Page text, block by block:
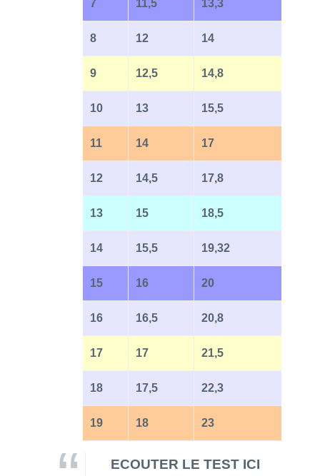
7 11,5 13,3
8 12 14
9 12,5 14,8
10 13 15,5
11 14 17
12 14,5 17,8
13 15 18,5
14 15,5 19,32
15 16 20
16 16,5 20,8
17 17 21,5
18 17,5 22,3
19 18 23
ECOUTER LE TEST ICI